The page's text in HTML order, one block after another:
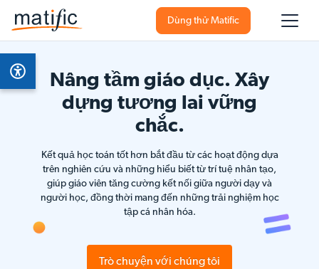
Dùng thử Matific
Nâng tầm giáo dục. Xây
dựng tương lai vững
chắc.
Kết quả học toán tốt hơn bắt đầu từ các hoạt động dựa
trên nghiên cứu và những hiểu biết từ trí tuệ nhân tạo,
giúp giáo viên tăng cường kết nối giữa người dạy và
người học, đồng thời mang đến những trải nghiệm học
tập cá nhân hóa.
Trò chuyện với chúng tôi